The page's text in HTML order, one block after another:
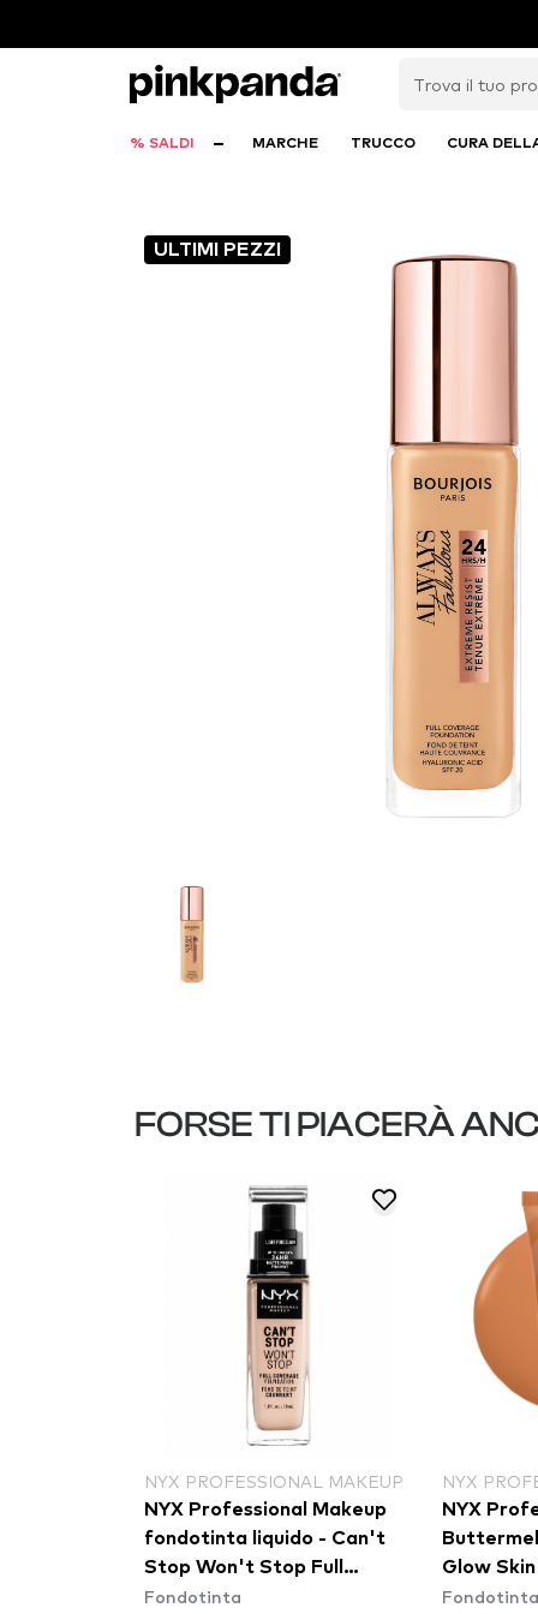
% SALDI MARCHE TRUCCO CURA
ULTIMI PEZZI
FORSE TI PIACERÀ
NYX PROFESSIONAL MAKEUP
NYX Professional Makeup
fondotinta liquido - Can't
Stop Won't Stop Full
Coverage Foundation -
Fondotinta
NYX
NYX
Glow
Cashew
Fondotinta